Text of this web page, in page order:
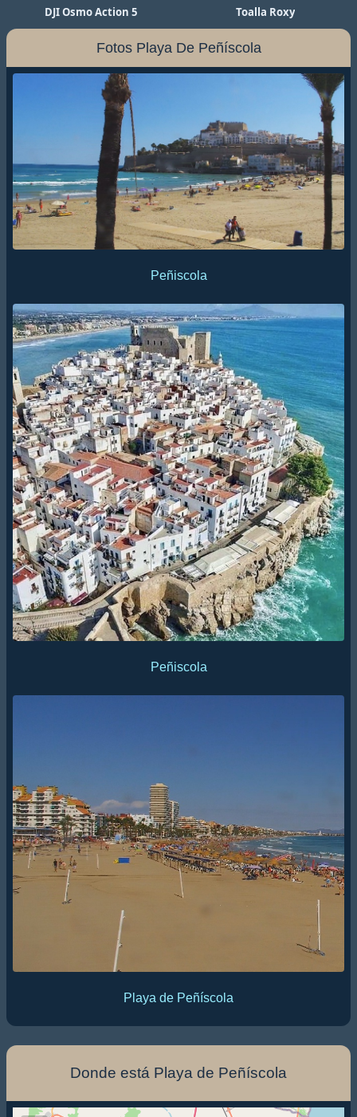
DJI Osmo Action 5 Toalla Roxy
Fotos Playa De Peñíscola
Peñiscola
Peñiscola
Playa de Peñíscola
Donde está Playa de Peñíscola